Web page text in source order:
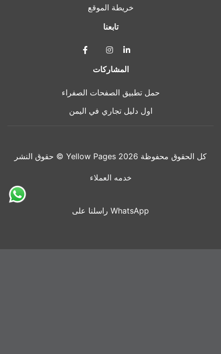
خريطة الموقع
تابعنا
المشاركات
حمل تطبيق الصفحات الصفراء
اول دليل تجاري في اليمن
حقوق النشر © Yellow Pages 2026 كل الحقوق محفوظة
خدمه العملاء
راسلنا على WhatsApp